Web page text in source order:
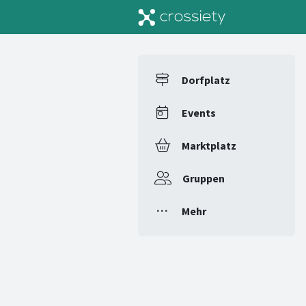
Dorfplatz
Events
Marktplatz
Gruppen
Mehr